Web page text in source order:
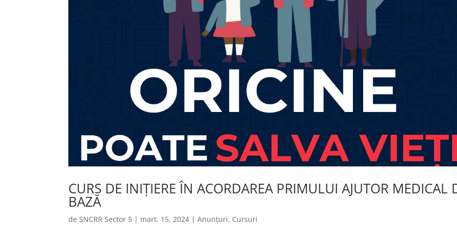
CURS DE INIȚIERE ÎN ACORDAREA PRIMULUI AJUTOR MEDICAL
BAZĂ
deSNCRR Sector 5 | mart. 15, 2024 |Anunțuri, Cursuri